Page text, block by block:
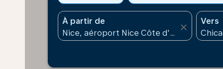
À partir de
close
Vers